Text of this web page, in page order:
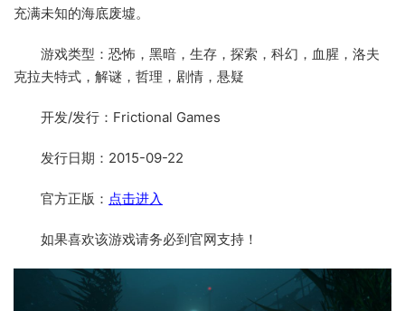
充满未知的海底废墟。
游戏类型：恐怖，黑暗，生存，探索，科幻，血腥，洛夫
克拉夫特式，解谜，哲理，剧情，悬疑
开发/发行：Frictional Games
发行日期：2015-09-22
官方正版： 点击进入
如果喜欢该游戏请务必到官网支持！